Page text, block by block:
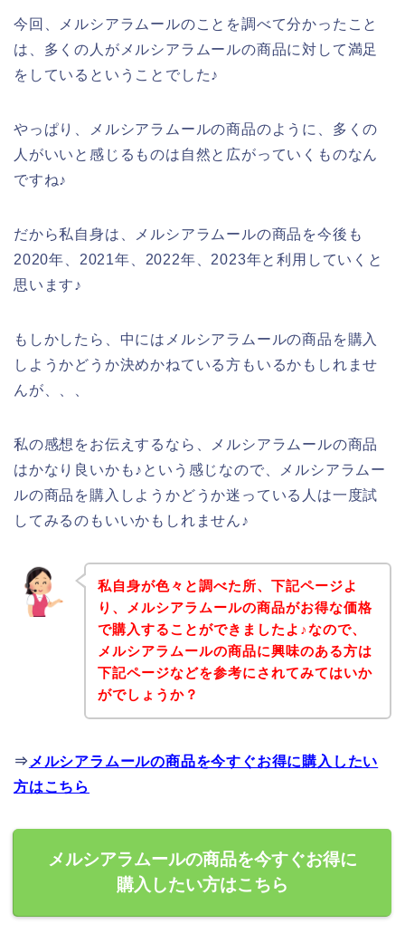
今回、メルシアラムールのことを調べて分かったこと
は、多くの人がメルシアラムールの商品に対して満足
をしているということでした♪
やっぱり、メルシアラムールの商品のように、多くの
人がいいと感じるものは自然と広がっていくものなん
ですね♪
だから私自身は、メルシアラムールの商品を今後も
2020年、2021年、2022年、2023年と利用していくと
思います♪
もしかしたら、中にはメルシアラムールの商品を購入
しようかどうか決めかねている方もいるかもしれませ
んが、、、
私の感想をお伝えするなら、メルシアラムールの商品
はかなり良いかも♪という感じなので、メルシアラムー
ルの商品を購入しようかどうか迷っている人は一度試
してみるのもいいかもしれません♪
私自身が色々と調べた所、下記ページよ
り、メルシアラムールの商品がお得な価格
で購入することができましたよ♪なので、
メルシアラムールの商品に興味のある方は
下記ページなどを参考にされてみてはいか
がでしょうか？
⇒ メルシアラムールの商品を今すぐお得に購入したい
方はこちら
メルシアラムールの商品を今すぐお得に
購入したい方はこちら